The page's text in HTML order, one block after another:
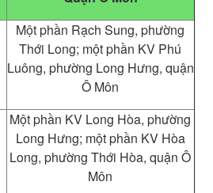
Một phần Rạch Sung, phường
Thới Long; một phần KV Phú
Luông, phường Long Hưng, quận
Ô Môn
Một phần KV Long Hòa, phường
Long Hưng; một phần KV Hòa
Long, phường Thới Hòa, quận Ô
Môn